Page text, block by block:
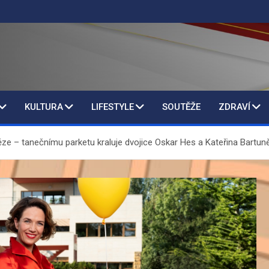
KULTURA LIFESTYLE SOUTĚŽE ZDRAVÍ
– tanečnímu parketu kraluje dvojice Oskar Hes a Kateřina